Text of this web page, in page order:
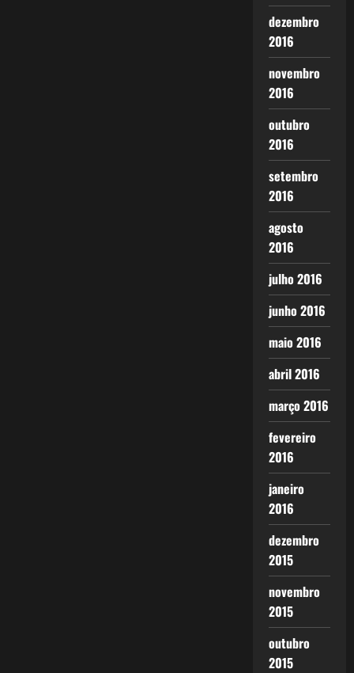
dezembro
2016
novembro
2016
outubro
2016
setembro
2016
agosto
2016
julho 2016
junho 2016
maio 2016
abril 2016
março 2016
fevereiro
2016
janeiro
2016
dezembro
2015
novembro
2015
outubro
2015